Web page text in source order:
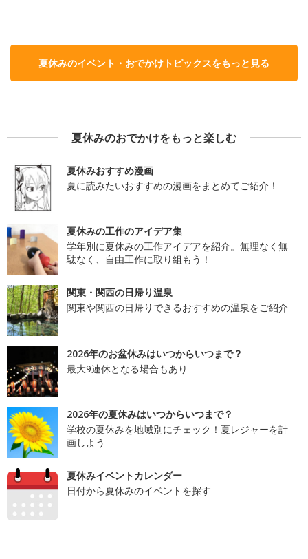
夏休みのイベント・おでかけトピックスをもっと見る
夏休みのおでかけをもっと楽しむ
夏休みおすすめ漫画
夏に読みたいおすすめの漫画をまとめてご紹介！
夏休みの工作のアイデア集
学年別に夏休みの工作アイデアを紹介。無理なく無
駄なく、自由工作に取り組もう！
関東・関西の日帰り温泉
関東や関西の日帰りできるおすすめの温泉をご紹介
2026年のお盆休みはいつからいつまで？
最大9連休となる場合もあり
2026年の夏休みはいつからいつまで？
学校の夏休みを地域別にチェック！夏レジャーを計
画しよう
夏休みイベントカレンダー
日付から夏休みのイベントを探す